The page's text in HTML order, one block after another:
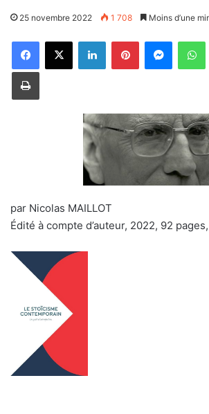
25 novembre 2022 1 708 Moins d’une
LinkedinPinterest
Imprimer
par Nicolas MAILLOT
Édité à compte d’auteur, 2022, 92